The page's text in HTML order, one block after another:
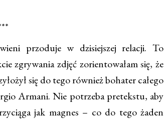
przoduje w dzisiejszej relacji. To
zgrywania zdjęć zorientowałam się, że
się do tego również bohater całego
Armani. Nie potrzeba pretekstu, aby
jak magnes – co do tego żaden